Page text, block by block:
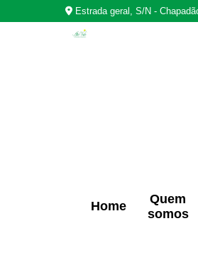
Estrada geral, S/N -
Home
Quem
somos